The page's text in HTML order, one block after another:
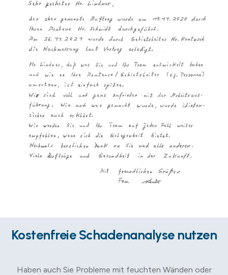
Kostenfreie Schadenanalyse nutzen
Haben auch Sie Probleme mit feuchten Wänden oder